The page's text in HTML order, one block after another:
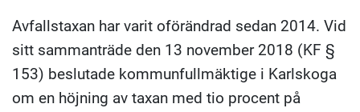
Avfallstaxan har varit oförändrad sedan 2014. Vid
sitt sammanträde den 13 november 2018 (KF §
153) beslutade kommunfullmäktige i Karlskoga
om en höjning av taxan med tio procent på